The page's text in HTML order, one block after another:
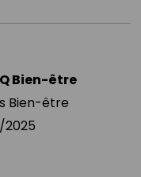
Bien-être
Bien-être